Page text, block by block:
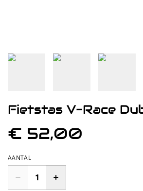
Fietstas V-Race
€ 52,00
AANTAL